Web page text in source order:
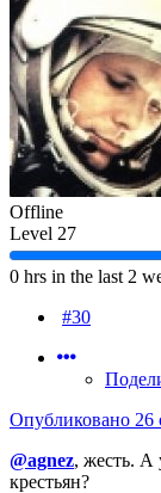
Offline
Level 27
0 hrs in the last 2
#30
Опубликовано 26
@agnez, жесть. А
крестьян?